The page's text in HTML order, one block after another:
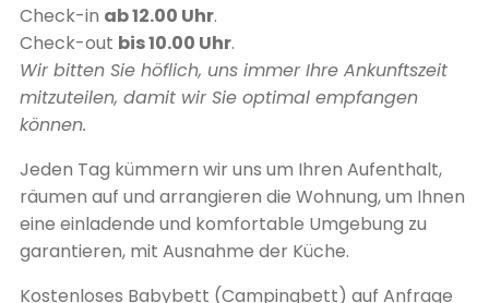
Check-in ab 12.00 Uhr.
Check-out bis 10.00 Uhr.
Wir bitten Sie höflich, uns immer Ihre Ankunftszeit
mitzuteilen, damit wir Sie optimal empfangen
können.
Jeden Tag kümmern wir uns um Ihren Aufenthalt,
räumen auf und arrangieren die Wohnung, um Ihnen
eine einladende und komfortable Umgebung zu
garantieren, mit Ausnahme der Küche.
Kostenloses Babybett (Campingbett) auf Anfrage